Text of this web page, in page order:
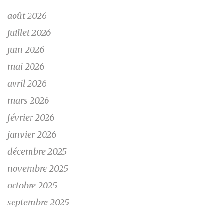
août 2026
juillet 2026
juin 2026
mai 2026
avril 2026
mars 2026
février 2026
janvier 2026
décembre 2025
novembre 2025
octobre 2025
septembre 2025